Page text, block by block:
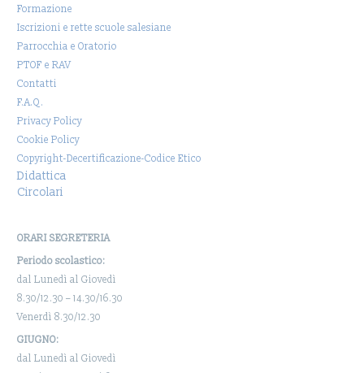
Formazione
Iscrizioni e rette scuole salesiane
Parrocchia e Oratorio
PTOF e RAV
Contatti
F.A.Q.
Privacy Policy
Cookie Policy
Copyright-Decertificazione-Codice Etico
Didattica
Circolari
ORARI SEGRETERIA
Periodo scolastico:
dal Lunedì al Giovedì
8.30/12.30 – 14.30/16.30
Venerdì 8.30/12.30
GIUGNO:
dal Lunedì al Giovedì